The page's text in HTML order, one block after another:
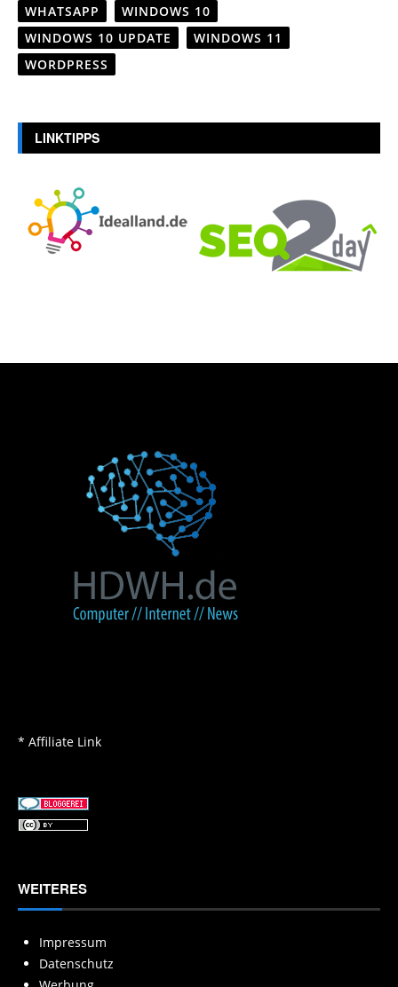
WHATSAPP
WINDOWS 10
WINDOWS 10 UPDATE
WINDOWS 11
WORDPRESS
LINKTIPPS
* Affiliate Link
WEITERES
Impressum
Datenschutz